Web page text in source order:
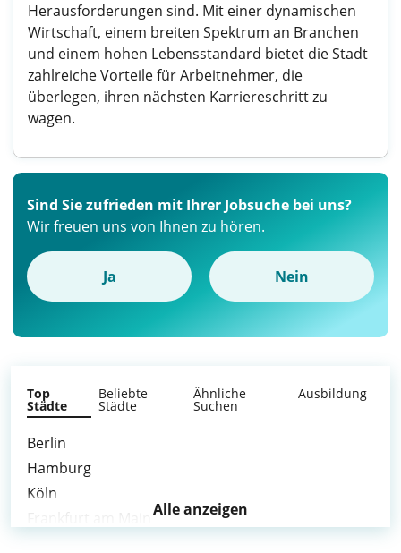
Herausforderungen sind. Mit einer dynamischen
Wirtschaft, einem breiten Spektrum an Branchen
und einem hohen Lebensstandard bietet die Stadt
zahlreiche Vorteile für Arbeitnehmer, die
überlegen, ihren nächsten Karriereschritt zu
wagen.
Sind Sie zufrieden mit Ihrer Jobsuche bei uns?
Wir freuen uns von Ihnen zu hören.
Ja Nein
Top
Städte
Beliebte
Städte
Ähnliche
Suchen
Ausbildung
Berlin
Hamburg
Köln
Alle anzeigen